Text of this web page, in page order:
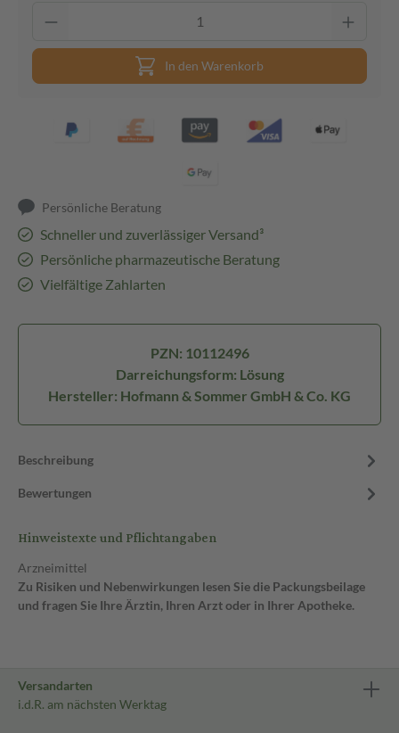
In den Warenkorb
Persönliche Beratung
Schneller und zuverlässiger Versand³
Persönliche pharmazeutische Beratung
Vielfältige Zahlarten
PZN: 10112496
Darreichungsform: Lösung
Hersteller: Hofmann & Sommer GmbH & Co. KG
Beschreibung
Bewertungen
Hinweistexte und Pflichtangaben
Arzneimittel
Zu Risiken und Nebenwirkungen lesen Sie die Packungsbeilage
und fragen Sie Ihre Ärztin, Ihren Arzt oder in Ihrer Apotheke.
Versandarten
i.d.R. am nächsten Werktag